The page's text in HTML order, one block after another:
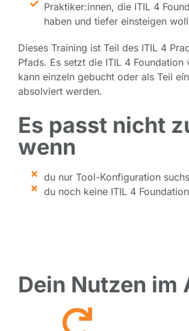
Praktiker:innen, die ITIL 4
haben und tiefer einsteigen
Dieses Training ist Teil des ITIL 4
Pfads. Es setzt die ITIL 4 Foundation
kann einzeln gebucht oder als Teil
absolviert werden.
Es passt nicht
wenn
du nur Tool-Konfiguration
du noch keine ITIL 4
Dein Nutzen im